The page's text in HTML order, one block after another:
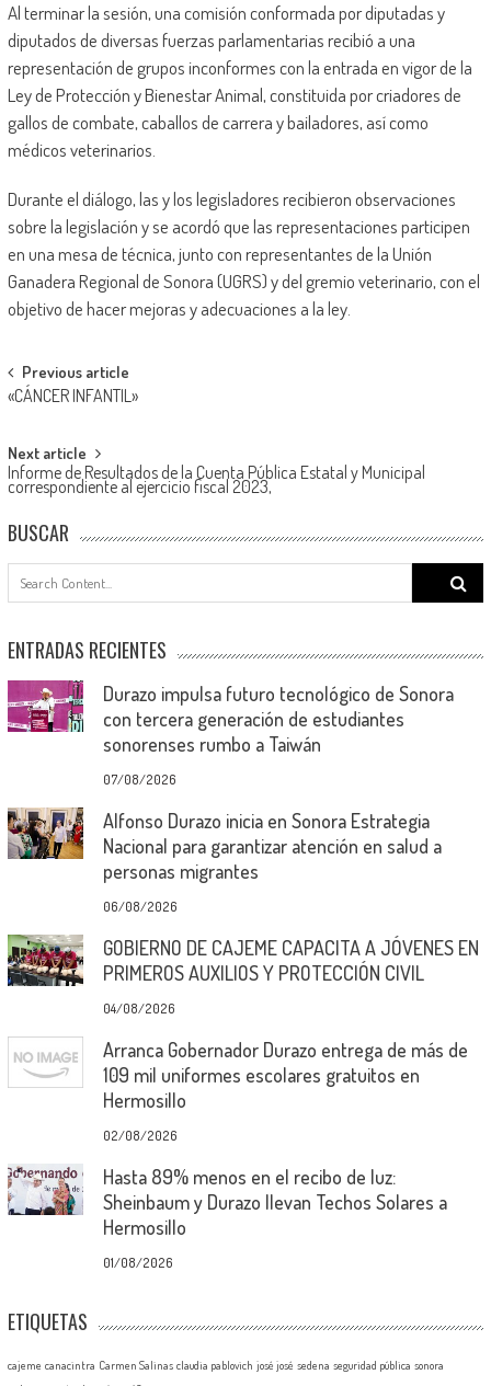
Al terminar la sesión, una comisión conformada por diputadas y
diputados de diversas fuerzas parlamentarias recibió a una
representación de grupos inconformes con la entrada en vigor de la
Ley de Protección y Bienestar Animal, constituida por criadores de
gallos de combate, caballos de carrera y bailadores, así como
médicos veterinarios.
Durante el diálogo, las y los legisladores recibieron observaciones
sobre la legislación y se acordó que las representaciones participen
en una mesa de técnica, junto con representantes de la Unión
Ganadera Regional de Sonora (UGRS) y del gremio veterinario, con el
objetivo de hacer mejoras y adecuaciones a la ley.
Post
navigation
Previous article
«CÁNCER INFANTIL»
Next article
Informe de Resultados de la Cuenta Pública Estatal y Municipal
correspondiente al ejercicio fiscal 2023,
BUSCAR
Search
for:
ENTRADAS RECIENTES
Durazo impulsa futuro tecnológico de Sonora
con tercera generación de estudiantes
sonorenses rumbo a Taiwán
07/08/2026
Alfonso Durazo inicia en Sonora Estrategia
Nacional para garantizar atención en salud a
personas migrantes
06/08/2026
GOBIERNO DE CAJEME CAPACITA A JÓVENES EN
PRIMEROS AUXILIOS Y PROTECCIÓN CIVIL
04/08/2026
Arranca Gobernador Durazo entrega de más de
109 mil uniformes escolares gratuitos en
Hermosillo
02/08/2026
Hasta 89% menos en el recibo de luz:
Sheinbaum y Durazo llevan Techos Solares a
Hermosillo
01/08/2026
ETIQUETAS
cajeme canacintra Carmen Salinas claudia pablovich josé josé sedena seguridad pública sonora